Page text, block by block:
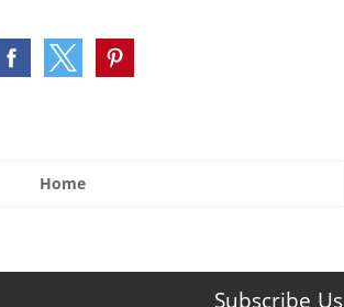
Home
Subscribe Us